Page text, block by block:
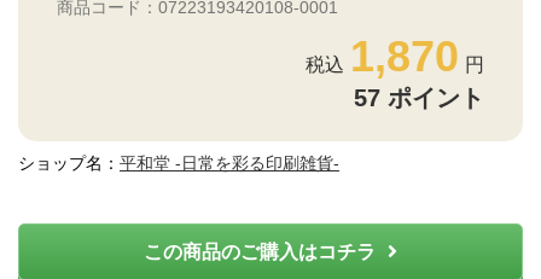
商品コード：07223193420108-0001
1,870
57 ポイント
ショップ名： 平和堂 -日常を彩る印刷雑貨-
この商品のご購入はコチラ